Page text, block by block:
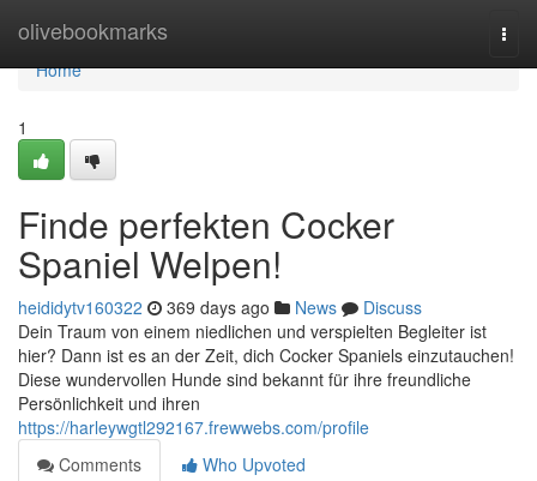
olivebookmarks
Home
Home
1
Finde perfekten Cocker
Spaniel Welpen!
heididytv160322 369 days ago News
Discuss
Dein Traum von einem niedlichen und verspielten Begleiter ist
hier? Dann ist es an der Zeit, dich Cocker Spaniels einzutauchen!
Diese wundervollen Hunde sind bekannt für ihre freundliche
Persönlichkeit und ihren
https://harleywgtl292167.frewwebs.com/profile
Comments
Who Upvoted